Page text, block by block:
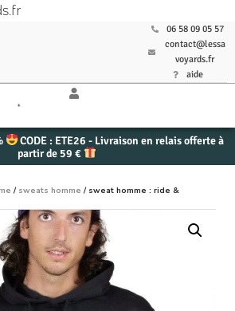
06 58 09 05 57
contact@lessa
voyards.fr
aide
CODE : ETE26 - Livraison en relais offerte à
partir de 59 €
/ sweats homme / sweat homme : ride &